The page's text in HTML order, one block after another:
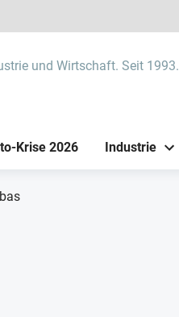
und Wirtschaft. Seit 1993.
Krise 2026 Industrie